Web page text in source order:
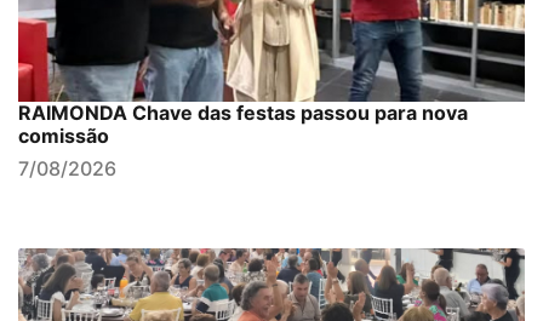
RAIMONDA Chave das festas passou para nova
comissão
7/08/2026